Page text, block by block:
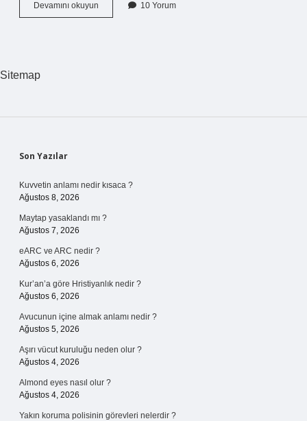
Devamını okuyun
Abant
10 Yorum
Sitemap
Sidebar
Son Yazılar
Kuvvetin anlamı nedir kısaca ?
Ağustos 8, 2026
Maytap yasaklandı mı ?
Ağustos 7, 2026
eARC ve ARC nedir ?
Ağustos 6, 2026
Kur’an’a göre Hristiyanlık nedir ?
Ağustos 6, 2026
Avucunun içine almak anlamı nedir ?
Ağustos 5, 2026
Aşırı vücut kuruluğu neden olur ?
Ağustos 4, 2026
Almond eyes nasıl olur ?
Ağustos 4, 2026
Yakın koruma polisinin görevleri nelerdir ?